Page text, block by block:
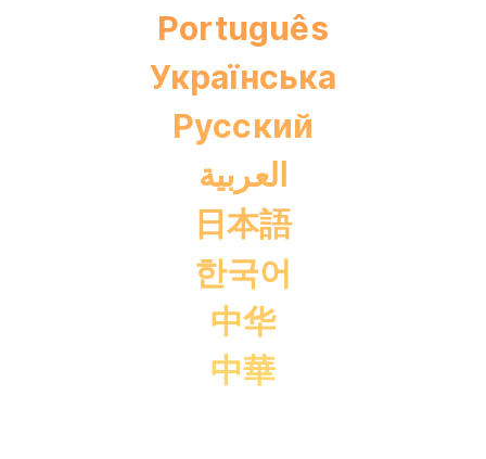
Português
Українська
Pусский
العربية
日本語
한국어
中华
中華